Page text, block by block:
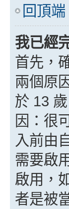
回頂端
我已經
首先，
兩個原
於 13
因：很
入前由
需要啟
啟用，
者是被